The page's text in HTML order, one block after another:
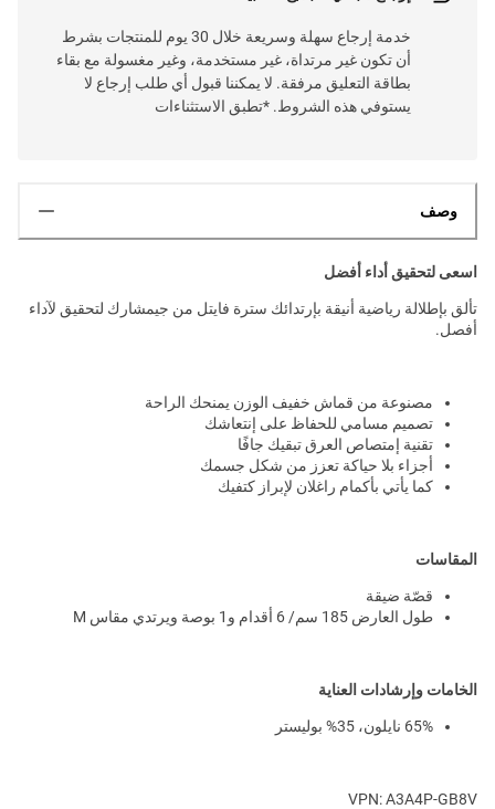
خدمة إرجاع سهلة وسريعة خلال 30 يوم للمنتجات بشرط
أن تكون غير مرتداة، غير مستخدمة، وغير مغسولة مع بقاء
بطاقة التعليق مرفقة. لا يمكننا قبول أي طلب إرجاع لا
يستوفي هذه الشروط. *تطبق الاستثناءات
وصف
اسعى لتحقيق أداء أفضل
تألق بإطلالة رياضية أنيقة بإرتدائك سترة فايتل من جيمشارك لتحقيق لآداء
أفصل.
مصنوعة من قماش خفيف الوزن يمنحك الراحة
تصميم مسامي للحفاظ على إنتعاشك
تقنية إمتصاص العرق تبقيك جافًا
أجزاء بلا حياكة تعزز من شكل جسمك
كما يأتي بأكمام راغلان لإبراز كتفيك
المقاسات
قصّة ضيقة
طول العارض 185 سم/ 6 أقدام و1 بوصة ويرتدي مقاس M
الخامات وإرشادات العناية
65% نايلون، 35% بوليستر
VPN: A3A4P-GB8V